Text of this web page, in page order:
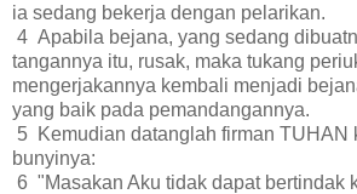
ia sedang bekerja dengan pelarikan.
4 Apabila bejana, yang sedang
tangannya itu, rusak, maka tukang
mengerjakannya kembali menjadi
yang baik pada pemandangannya.
5 Kemudian datanglah firman TUHAN
bunyinya:
6 "Masakan Aku tidak dapat bertindak